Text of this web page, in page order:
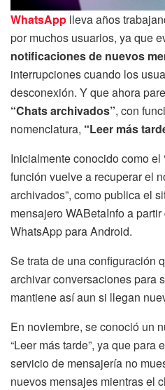
WhatsApp lleva años
por muchos usuarios, ya que
notificaciones de nuevos
interrupciones cuando los
desconexión. Y que ahora
“Chats archivados”, con
nomenclatura, “Leer más
Inicialmente conocido como el
función vuelve a recuperar el
archivados”, como publica el
mensajero WABetaInfo a
WhatsApp para Android.
Se trata de una configuración
archivar conversaciones para
mantiene así aun si llegan
En noviembre, se conoció un
“Leer más tarde”, ya que para
servicio de mensajería no
nuevos mensajes mientras el